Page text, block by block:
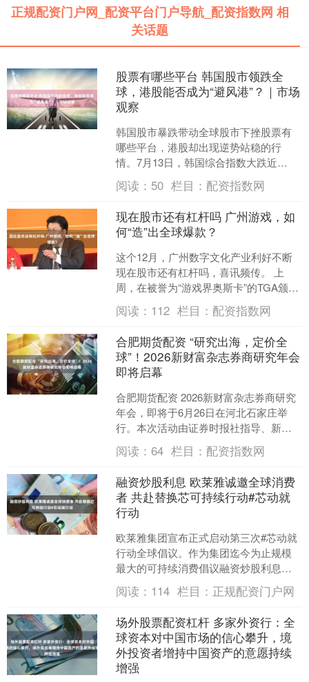
正规配资门户网_配资平台门户导航_配资指数网 相
关话题
股票有哪些平台 韩国股市领跌全
球，港股能否成为“避风港”？｜市场
观察
韩国股市暴跌带动全球股市下挫股票有
哪些平台，港股却出现逆势站稳的行
情。7月13日，韩国综合指数大跌近
9%，恒生指数逆势上升0.16%，报收
24213.72点，成....
阅读： 50 栏目： 配资指数网
现在股市还有杠杆吗 广州游戏，如
何“造”出全球爆款？
这个12月，广州数字文化产业利好不断
现在股市还有杠杆吗，喜讯频传。 上
周，在被誉为“游戏界奥斯卡”的TGA颁奖
典礼上，来自广州的库洛游戏凭借《鸣
潮》荣膺“玩家之....
阅读： 112 栏目： 配资指数网
合肥期货配资 “研究出海，定价全
球”！2026新财富杂志券商研究年会
即将启幕
合肥期货配资 2026新财富杂志券商研究
年会，即将于6月26日在河北石家庄举
行。本次活动由证券时报社指导、新财
富杂志社主办。本届年会以“研究出海 定
价全球”为主....
阅读：64 栏目： 配资指数网
融资炒股利息 欧莱雅诚邀全球消费
者 共赴替换芯可持续行动#芯动就
行动
欧莱雅集团宣布正式启动第三次#芯动就
行动全球倡议。作为集团迄今为止规模
最大的可持续消费倡议融资炒股利息，
本次活动集结了4大事业部、18个品牌和
28款产品，其中多....
阅读： 114 栏目： 正规配资门户网
场外股票配资杠杆 多家外资行：全
球资本对中国市场的信心攀升，境
外投资者增持中国资产的意愿持续
增强